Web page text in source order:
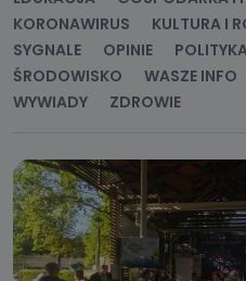
KORONAWIRUS
KULTURA I
SYGNALE
OPINIE
ŚRODOWISKO
WASZE INFO
WYWIADY
ZDROWIE